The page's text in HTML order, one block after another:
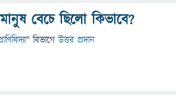
বেচে ছিলো কিভাবে?
" বিভাগে উত্তর প্রদান